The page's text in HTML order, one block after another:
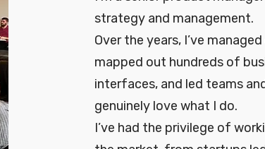
strategy and management.
Over the years, I’ve
mapped out hundreds of
interfaces, and led teams
genuinely love what I do.
I’ve had the privilege of